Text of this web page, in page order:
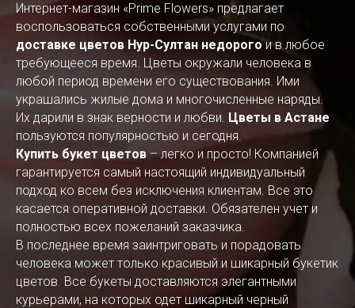
Интернет-магазин «Prime Flowers» предлагает
воспользоваться собственными услугами по
доставке цветов Нур-Султан недорогои в любое
требующееся время. Цветы окружали человека в
любой период времени его существования. Ими
украшались жилые дома и многочисленные наряды.
Их дарили в знак верности и любви. Цветы в Астане
пользуются популярностью и сегодня.
Купить букет цветов– легко и просто! Компанией
гарантируется самый настоящий индивидуальный
подход ко всем без исключения клиентам. Все это
касается оперативной доставки. Обязателен учет и
полностью всех пожеланий заказчика.
В последнее время заинтриговать и порадовать
человека может только красивый и шикарный букетик
цветов. Все букеты доставляются элегантными
курьерами, на которых одет шикарный черный